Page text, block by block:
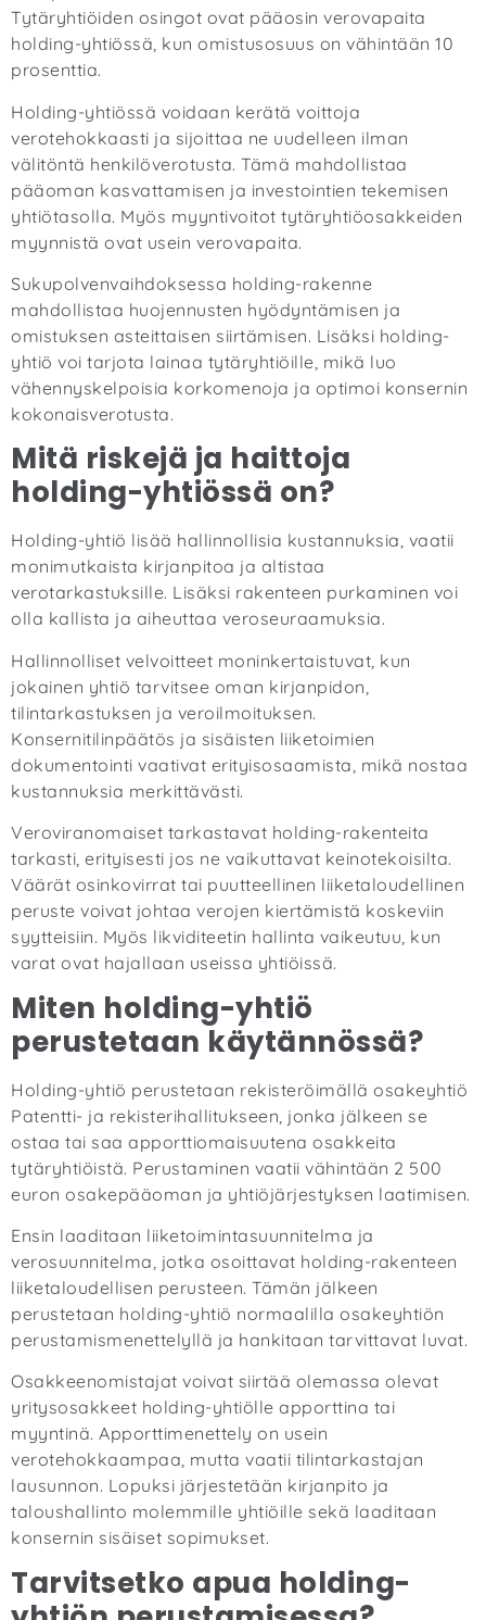
Tytäryhtiöiden osingot ovat pääosin verovapaita
holding-yhtiössä, kun omistusosuus on vähintään 10
prosenttia.
Holding-yhtiössä voidaan kerätä voittoja
verotehokkaasti ja sijoittaa ne uudelleen ilman
välitöntä henkilöverotusta. Tämä mahdollistaa
pääoman kasvattamisen ja investointien tekemisen
yhtiötasolla. Myös myyntivoitot tytäryhtiöosakkeiden
myynnistä ovat usein verovapaita.
Sukupolvenvaihdoksessa holding-rakenne
mahdollistaa huojennusten hyödyntämisen ja
omistuksen asteittaisen siirtämisen. Lisäksi holding-
yhtiö voi tarjota lainaa tytäryhtiöille, mikä luo
vähennyskelpoisia korkomenoja ja optimoi konsernin
kokonaisverotusta.
Mitä riskejä ja haittoja
holding-yhtiössä on?
Holding-yhtiö lisää hallinnollisia kustannuksia, vaatii
monimutkaista kirjanpitoa ja altistaa
verotarkastuksille. Lisäksi rakenteen purkaminen voi
olla kallista ja aiheuttaa veroseuraamuksia.
Hallinnolliset velvoitteet moninkertaistuvat, kun
jokainen yhtiö tarvitsee oman kirjanpidon,
tilintarkastuksen ja veroilmoituksen.
Konsernitilinpäätös ja sisäisten liiketoimien
dokumentointi vaativat erityisosaamista, mikä nostaa
kustannuksia merkittävästi.
Veroviranomaiset tarkastavat holding-rakenteita
tarkasti, erityisesti jos ne vaikuttavat keinotekoisilta.
Väärät osinkovirrat tai puutteellinen liiketaloudellinen
peruste voivat johtaa verojen kiertämistä koskeviin
syytteisiin. Myös likviditeetin hallinta vaikeutuu, kun
varat ovat hajallaan useissa yhtiöissä.
Miten holding-yhtiö
perustetaan käytännössä?
Holding-yhtiö perustetaan rekisteröimällä osakeyhtiö
Patentti- ja rekisterihallitukseen, jonka jälkeen se
ostaa tai saa apporttiomaisuutena osakkeita
tytäryhtiöistä. Perustaminen vaatii vähintään 2 500
euron osakepääoman ja yhtiöjärjestyksen laatimisen.
Ensin laaditaan liiketoimintasuunnitelma ja
verosuunnitelma, jotka osoittavat holding-rakenteen
liiketaloudellisen perusteen. Tämän jälkeen
perustetaan holding-yhtiö normaalilla osakeyhtiön
perustamismenettelyllä ja hankitaan tarvittavat luvat.
Osakkeenomistajat voivat siirtää olemassa olevat
yritysosakkeet holding-yhtiölle apporttina tai
myyntinä. Apporttimenettely on usein
verotehokkaampaa, mutta vaatii tilintarkastajan
lausunnon. Lopuksi järjestetään kirjanpito ja
taloushallinto molemmille yhtiöille sekä laaditaan
konsernin sisäiset sopimukset.
Tarvitsetko apua holding-